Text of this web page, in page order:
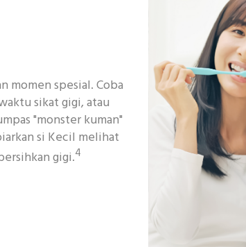
momen spesial. Coba
sikat gigi, atau
"monster kuman"
si Kecil melihat
gigi.4